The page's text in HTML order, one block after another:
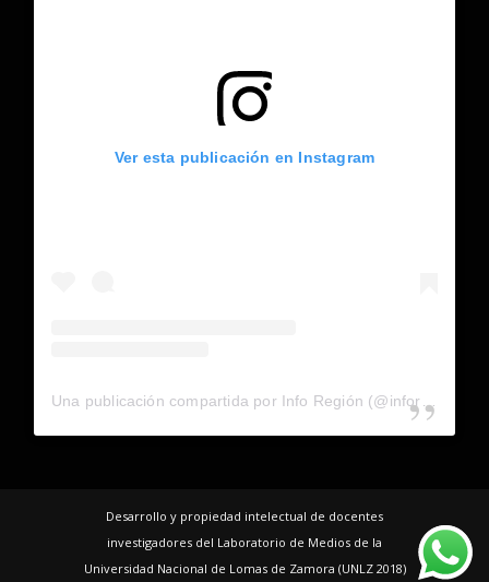
Ver esta publicación en Instagram
Desarrollo y propiedad intelectual de docentes
investigadores del Laboratorio de Medios de la
Universidad Nacional de Lomas de Zamora (UNLZ 2018)